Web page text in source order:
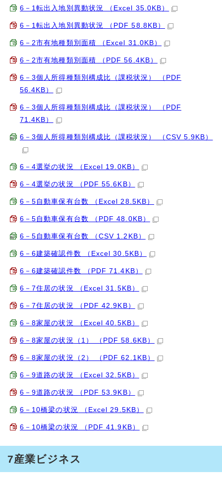
6－1転出入地別異動状況 （Excel 35.0KB）
6－1転出入地別異動状況 （PDF 58.8KB）
6－2市有地種類別面積 （Excel 31.0KB）
6－2市有地種類別面積 （PDF 56.4KB）
6－3個人所得種類別構成比（課税状況） （PDF
56.4KB）
6－3個人所得種類別構成比（課税状況） （PDF
71.4KB）
6－3個人所得種類別構成比（課税状況） （CSV 5.9KB）
6－4選挙の状況 （Excel 19.0KB）
6－4選挙の状況 （PDF 55.6KB）
6－5自動車保有台数 （Excel 28.5KB）
6－5自動車保有台数 （PDF 48.0KB）
6－5自動車保有台数 （CSV 1.2KB）
6－6建築確認件数 （Excel 30.5KB）
6－6建築確認件数 （PDF 71.4KB）
6－7住居の状況 （Excel 31.5KB）
6－7住居の状況 （PDF 42.9KB）
6－8家屋の状況 （Excel 40.5KB）
6－8家屋の状況（1） （PDF 58.6KB）
6－8家屋の状況（2） （PDF 62.1KB）
6－9道路の状況 （Excel 32.5KB）
6－9道路の状況 （PDF 53.9KB）
6－10橋梁の状況 （Excel 29.5KB）
6－10橋梁の状況 （PDF 41.9KB）
7産業ビジネス